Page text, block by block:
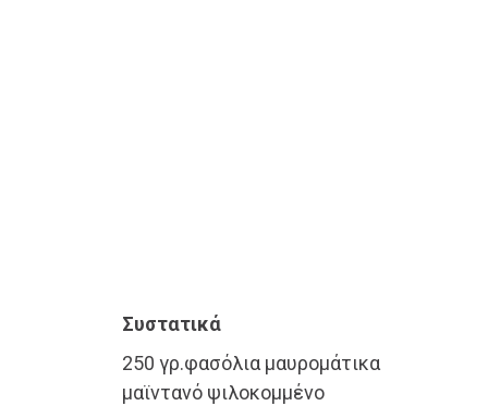
Συστατικά
250 γρ.φασόλια μαυρομάτικα
μαϊντανό ψιλοκομμένο